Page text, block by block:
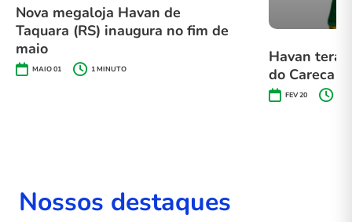
Nova megaloja Havan de
Taquara (RS) inaugura no fim de
maio
MAIO 01 1MINUTO
Havan terá
do Careca
FEV 20
Nossos destaques